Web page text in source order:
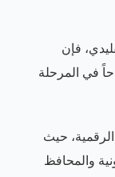
فإن
في المرحلة
حيث
والمحافظ